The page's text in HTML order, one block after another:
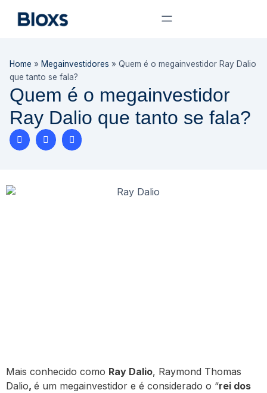
Home » Megainvestidores » Quem é o megainvestidor Ray Dalio
que tanto se fala?
Quem é o megainvestidor
Ray Dalio que tanto se fala?
Mais conhecido como Ray Dalio, Raymond Thomas
Dalio, é um megainvestidor e é considerado o “rei dos